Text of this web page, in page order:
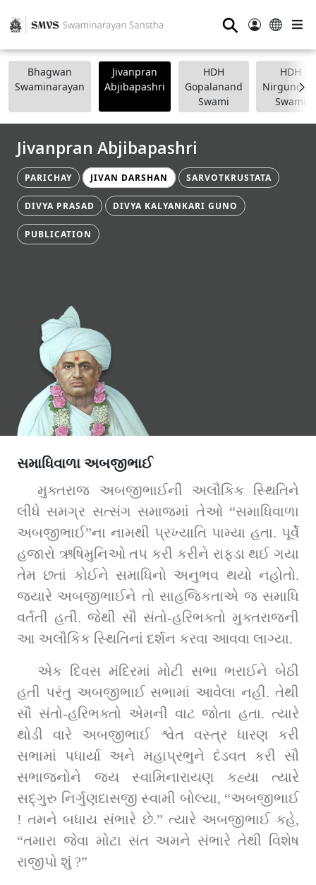
⚲
Bhagwan
Swaminarayan
Jivanpran
Abjibapashri
HDH
Gopalanand
Swami
HDH
Swami
Jivanpran Abjibapashri
PARICHAY JIVAN DARSHAN SARVOTKRUSTATA
DIVYA PRASAD DIVYA KALYANKARI GUNO
PUBLICATION
સમાધિવાળા અબજીભાઈ
મુક્તરાજ અબજીભાઈની અલૌકિક સ્થિતિને
લીધે સમગ્ર સત્સંગ સમાજમાં તેઓ “સમાધિવાળા
અબજીભાઈ”ના નામથી પ્રખ્યાતિ પામ્યા હતા. પૂર્વે
હજારો ઋષિમુનિઓ તપ કરી કરીને રાફડા થઈ ગયા
તેમ છતાં કોઈને સમાધિનો અનુભવ થયો નહોતો.
જ્યારે અબજીભાઈને તો સાહજિકતાએ જ સમાધિ
વર્તતી હતી. જેથી સૌ સંતો-હરિભક્તો મુક્તરાજની
આ અલૌકિક સ્થિતિનાં દર્શન કરવા આવવા લાગ્યા.
એક દિવસ મંદિરમાં મોટી સભા ભરાઈને બેઠી
હતી પરંતુ અબજીભાઈ સભામાં આવેલા નહીં. તેથી
સૌ સંતો-હરિભક્તો એમની વાટ જોતા હતા. ત્યારે
થોડી વારે અબજીભાઈ શ્વેત વસ્ત્ર ધારણ કરી
સભામાં પધાર્યા અને મહાપ્રભુને દંડવત કરી સૌ
સભાજનોને જય સ્વામિનારાયણ કહ્યા ત્યારે
સદ્‌ગુરુ નિર્ગુણદાસજી સ્વામી બોલ્યા, “અબજીભાઈ
! તમને બધાય સંભારે છે.” ત્યારે અબજીભાઈ કહે,
“તમારા જેવા મોટા સંત અમને સંભારે તેથી વિશેષ
રાજીપો શું ?”